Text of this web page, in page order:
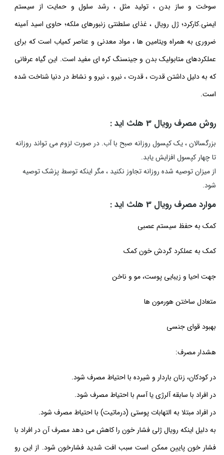
سوخت و ساز بدن ، تولید مثل ، رشد سلول و حمایت از سیستم
ایمنی.کارکرد؛ ژل رویال ، غذای سلطنتی زنبورهای ملکه؛ حاوی اسید آمینه
ضروری به همراه ویتامین ها ، مواد معدنی و عناصر کمیاب است که برای
عملکردهای متابولیک بدن و جینسنگ کره ای مفید است. این گیاه عرفانی
که به دلیل داشتن قدرت ، قدرت ، نیرو ، نیرو و نشاط در دنیا شناخت شده
است.
روش مصرف رویال 3 هلث اید :
بزرگسالان ، یک کپسول روزانه صبح با آب. در صورت لزوم می تواند روزانه
تا چهار کپسول افزایش یابد.
از میزان توصیه شده روزانه تجاوز نکنید ، مگر اینکه توسط پزشک توصیه
شود.
موارد مصرف رویال 3 هلث اید :
کمک به حفظ سیستم عصبی
کمک به عملکرد گردش خون کمک
جهت احیا و زیبایی پوست، مو و ناخن
متعادل ساختن هورمون ها
بهبود قوای جنسی
هشدار مصرف:
در کودکان، زنان باردار و شیرده با احتیاط مصرف شود.
در افراد با سابقه آلرژی یا آسم با احتیاط مصرف شود.
در افراد مبتلا به التهابات پوستی (درماتیت) با احتیاط مصرف شود.
به دلیل اینکه رویال ژلی فشار خون را کاهش می دهد مصرف آن در افراد با
فشار خون پایین ممکن است سبب افت شدید فشارخون شود. از این رو